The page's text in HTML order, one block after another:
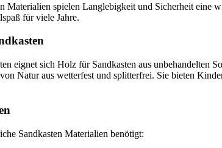
Materialien spielen Langlebigkeit und Sicherheit eine
für viele Jahre.
eignet sich Holz für Sandkasten aus unbehandelten
Natur aus wetterfest und splitterfrei. Sie bieten
Sandkasten Materialien benötigt: